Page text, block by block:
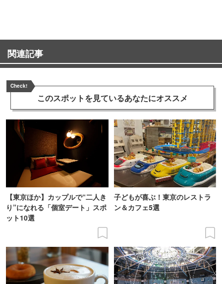
関連記事
Check!
このスポットを見ているあなたにオススメ
【東京ほか】カップルで“二人き
り”になれる「個室デート」スポ
ット10選
子どもが喜ぶ！東京のレストラ
ン＆カフェ5選